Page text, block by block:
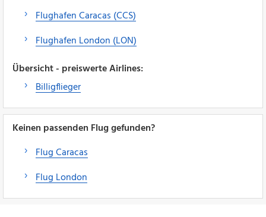
Flughafen Caracas (CCS)
Flughafen London (LON)
Übersicht - preiswerte Airlines:
Billigflieger
Keinen passenden Flug gefunden?
Flug Caracas
Flug London